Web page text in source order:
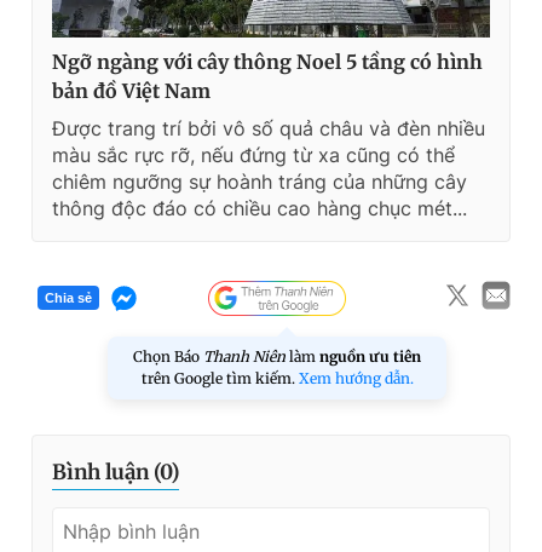
Ngỡ ngàng với cây thông Noel 5 tầng có hình
bản đồ Việt Nam
Được trang trí bởi vô số quả châu và đèn nhiều
màu sắc rực rỡ, nếu đứng từ xa cũng có thể
chiêm ngưỡng sự hoành tráng của những cây
thông độc đáo có chiều cao hàng chục mét...
Chia sẻ
Chọn Báo Thanh Niên làm nguồn ưu tiên
trên Google tìm kiếm. Xem hướng dẫn.
Bình luận (0)